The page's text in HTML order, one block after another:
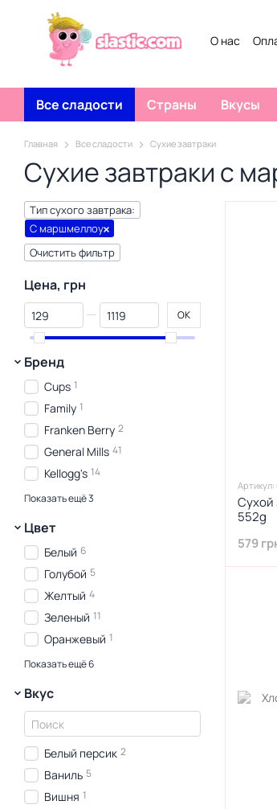
Перейти к основному контенту
О нас
Все сладости Страны Вкусы
Главная Все сладости Сухие завтраки
Сухие завтраки с
Артикул:
Сухой
552g
579
Тип сухого завтрака:
С маршмеллоу
Очистить фильтр
Цена, грн
От Цена, грн
До Цена, грн OK
Бренд
Cups 1
Family 1
Franken Berry 2
General Mills 41
Kellogg's 14
Lucky Charms
Trix
Показать ещё 3
Цвет
Белый 6
Голубой 5
Желтый 4
Зеленый 11
Оранжевый 1
Розовый 5
Фиолетовый
Красный
Черный
Коричневий
Показать ещё 6
Вкус
Белый персик 2
Ваниль 5
Вишня 1